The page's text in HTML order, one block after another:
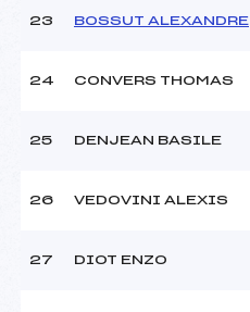
23 BOSSUT ALEXANDRE
24 CONVERS THOMAS
25 DENJEAN BASILE
26 VEDOVINI ALEXIS
27 DIOT ENZO